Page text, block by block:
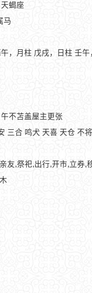
蝎座
马
，月柱 戊戌，日柱 壬午
不苫盖屋主更张
三合 鸣犬 天喜 天仓 不将
友,祭祀,出行,开市,立券,